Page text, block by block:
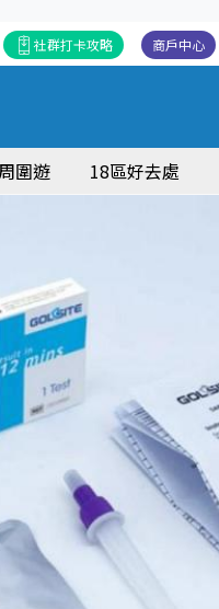
商戶中心
社群打卡攻略
圍遊 18區好去處